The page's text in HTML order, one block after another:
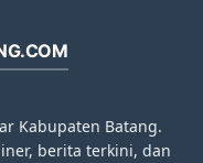
Kabupaten Batang.
berita terkini, dan